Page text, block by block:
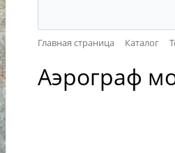
Главная страница Каталог
Аэрограф